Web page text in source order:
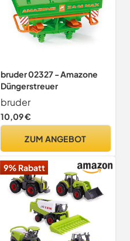
bruder 02327 - Amazone
Düngerstreuer
bruder
10,09 €
ZUM ANGEBOT
9% Rabatt